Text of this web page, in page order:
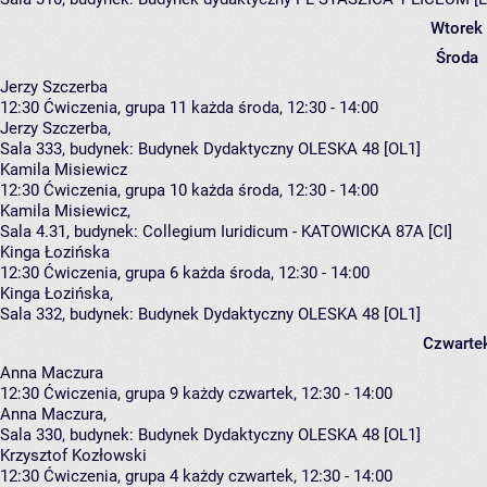
Wtorek
Środa
Jerzy Szczerba
12:30 Ćwiczenia, grupa 11 każda środa, 12:30 - 14:00
Jerzy Szczerba,
Sala 333, budynek: Budynek Dydaktyczny OLESKA 48 [OL1]
Kamila Misiewicz
12:30 Ćwiczenia, grupa 10 każda środa, 12:30 - 14:00
Kamila Misiewicz,
Sala 4.31, budynek: Collegium Iuridicum - KATOWICKA 87A [CI]
Kinga Łozińska
12:30 Ćwiczenia, grupa 6 każda środa, 12:30 - 14:00
Kinga Łozińska,
Sala 332, budynek: Budynek Dydaktyczny OLESKA 48 [OL1]
Anna Maczura
12:30 Ćwiczenia, grupa 9 każdy czwartek, 12:30 - 14:00
Anna Maczura,
Sala 330, budynek: Budynek Dydaktyczny OLESKA 48 [OL1]
Krzysztof Kozłowski
12:30 Ćwiczenia, grupa 4 każdy czwartek, 12:30 - 14:00